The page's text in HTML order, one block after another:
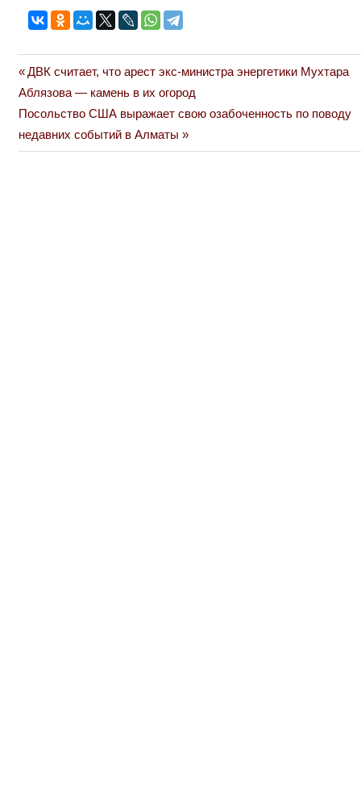
Навигация
по
записям
Previous
Post:
ДВК считает, что арест экс-министра энергетики Мухтара
Аблязова — камень в их огород
Next
Post:
Посольство США выражает свою озабоченность по поводу
недавних событий в Алматы